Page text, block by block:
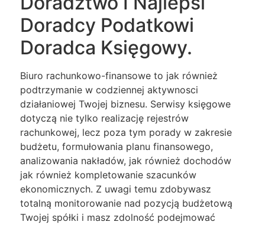
Doradcy Podatkowi
Doradca Księgowy.
Biuro rachunkowo-finansowe to jak również
podtrzymanie w codziennej aktywnosci
działaniowej Twojej biznesu. Serwisy księgowe
dotyczą nie tylko realizację rejestrów
rachunkowej, lecz poza tym porady w zakresie
budżetu, formułowania planu finansowego,
analizowania nakładów, jak również dochodów
jak również kompletowanie szacunków
ekonomicznych. Z uwagi temu zdobywasz
totalną monitorowanie nad pozycją budżetową
Twojej spółki i masz zdolność podejmować